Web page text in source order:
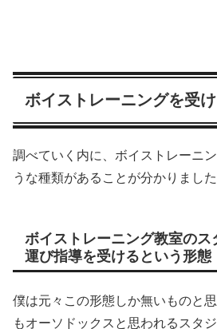
ボイストレーニングを受
調べていく内に、ボイストレーニ
うな種類があることが分かりました
ボイストレーニング教室のス
運び指導を受けるという形態
僕は元々この形態しか無いものと
もオーソドックスと思われるスタ